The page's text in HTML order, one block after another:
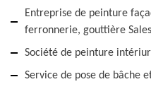
Entreprise de peinture
ferronnerie, gouttière
Société de peinture
Service de pose de bâche